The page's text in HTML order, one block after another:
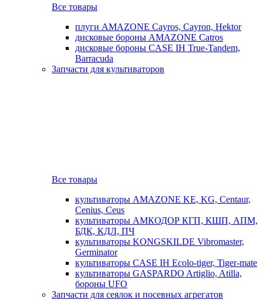
Все товары
плуги AMAZONE Cayros, Cayron, Hektor
дисковые бороны AMAZONE Catros
дисковые бороны CASE IH True-Tandem,
Barracuda
Запчасти для культиваторов
Все товары
культиваторы AMAZONE KE, KG, Centaur,
Cenius, Ceus
культиваторы АМКОДОР КГП, КШП, АПМ,
БДК, КДЛ, ПЧ
культиваторы KONGSKILDE Vibromaster,
Germinator
культиваторы CASE IH Ecolo-tiger, Tiger-mate
культиваторы GASPARDO Artiglio, Atilla,
бороны UFO
Запчасти для сеялок и посевных агрегатов